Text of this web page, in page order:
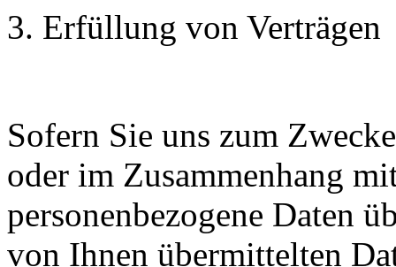
3. Erfüllung von Verträgen
Sofern Sie uns zum
oder im Zusammenhang
personenbezogene Daten
von Ihnen übermittelten